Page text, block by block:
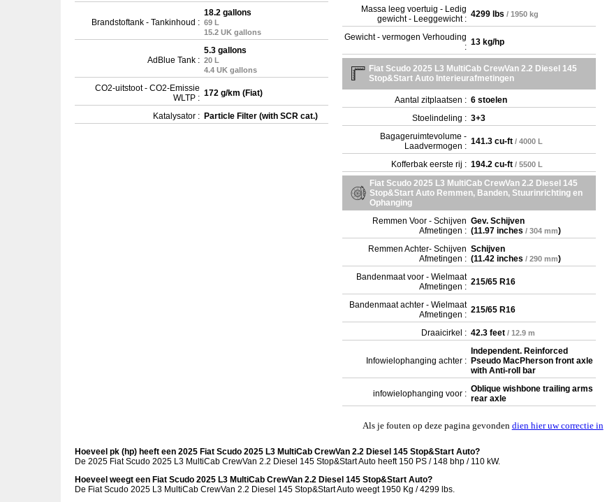
Brandstoftank - Tankinhoud :
18.2 gallons
69 L
15.2 UK gallons
AdBlue Tank :
5.3 gallons
20 L
4.4 UK gallons
CO2-uitstoot - CO2-Emissie
WLTP : 172 g/km (Fiat)
Katalysator : Particle Filter (with SCR cat.)
Massa leeg voertuig - Ledig
gewicht - Leeggewicht : 4299 lbs / 1950 kg
Gewicht - vermogen Verhouding
: 13 kg/hp
Fiat Scudo 2025 L3 MultiCab CrewVan 2.2 Diesel 145
Stop&Start Auto Interieurafmetingen
Aantal zitplaatsen : 6 stoelen
Stoelindeling : 3+3
Bagageruimtevolume -
Laadvermogen : 141.3 cu-ft / 4000 L
Kofferbak eerste rij : 194.2 cu-ft / 5500 L
Fiat Scudo 2025 L3 MultiCab CrewVan 2.2 Diesel 145
Stop&Start Auto Remmen, Banden, Stuurinrichting en
Ophanging
Remmen Voor - Schijven
Afmetingen :
Gev. Schijven
(11.97 inches / 304 mm)
Remmen Achter- Schijven
Afmetingen :
Schijven
(11.42 inches / 290 mm)
Bandenmaat voor - Wielmaat
Afmetingen : 215/65 R16
Bandenmaat achter - Wielmaat
Afmetingen : 215/65 R16
Draaicirkel : 42.3 feet / 12.9 m
Infowielophanging achter :
Independent. Reinforced
Pseudo MacPherson front axle
with Anti-roll bar
infowielophanging voor : Oblique wishbone trailing arms
rear axle
Als je fouten op deze pagina gevonden dien hier uw correctie in
Hoeveel pk (hp) heeft een 2025 Fiat Scudo 2025 L3 MultiCab CrewVan 2.2 Diesel 145 Stop&Start Auto?
De 2025 Fiat Scudo 2025 L3 MultiCab CrewVan 2.2 Diesel 145 Stop&Start Auto heeft 150 PS / 148 bhp / 110 kW.
Hoeveel weegt een Fiat Scudo 2025 L3 MultiCab CrewVan 2.2 Diesel 145 Stop&Start Auto?
De Fiat Scudo 2025 L3 MultiCab CrewVan 2.2 Diesel 145 Stop&Start Auto weegt 1950 Kg / 4299 lbs.